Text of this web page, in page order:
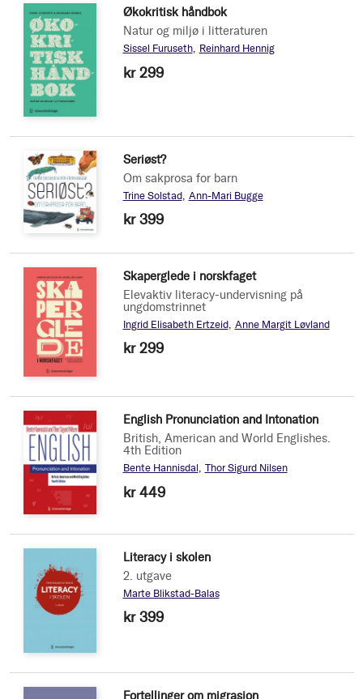
Økokritisk håndbok
Natur og miljø i litteraturen
Sissel Furuseth Reinhard Hennig
kr 299
Seriøst?
Om sakprosa for barn
Trine Solstad Ann-Mari Bugge
kr 399
Skaperglede i norskfaget
Elevaktiv literacy-undervisning på
ungdomstrinnet
Ingrid Elisabeth Ertzeid Anne Margit Løvland
kr 299
English Pronunciation and Intonation
British, American and World Englishes.
4th Edition
Bente Hannisdal Thor Sigurd Nilsen
kr 449
Literacy i skolen
2. utgave
Marte Blikstad-Balas
kr 399
Fortellinger om migrasjon